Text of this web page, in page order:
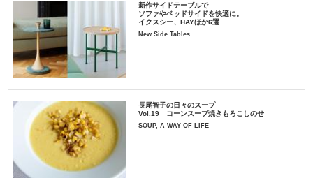
新作サイドテーブルで
ソファやベッドサイドを快適に。
イクスシー、HAYほか6選
New Side Tables
長尾智子の日々のスープ
Vol.19 コーンスープ焼きもろこしのせ
SOUP, A WAY OF LIFE